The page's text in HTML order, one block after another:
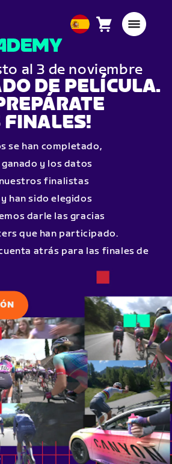
EuropeanCarro0
al 3 de noviembre
DE PELÍCULA.
FINALES!
se han completado,
y los datos
finalistas
han sido elegidos
darle las gracias
que han participado.
atrás para las finales de